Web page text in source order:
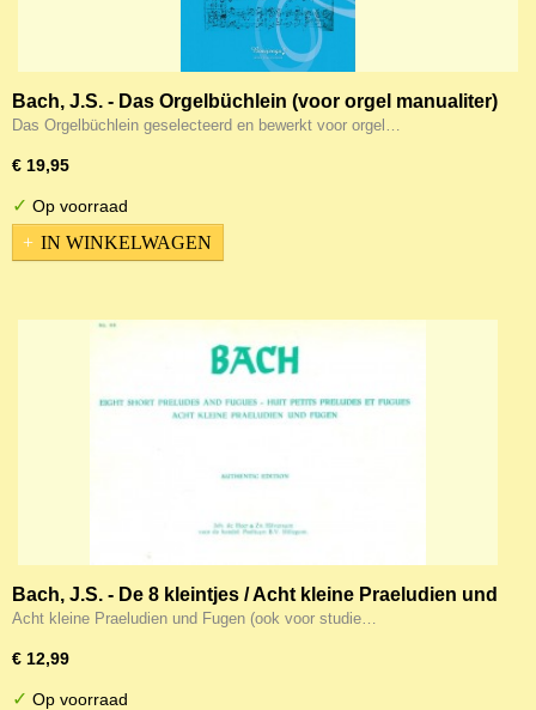
Bach, J.S. - Das Orgelbüchlein (voor orgel manualiter)
Das Orgelbüchlein geselecteerd en bewerkt voor orgel…
€ 19,95
✓ Op voorraad
IN WINKELWAGEN
Bach, J.S. - De 8 kleintjes / Acht kleine Praeludien und
Fugen (ook voor studie doeleinden!)
Acht kleine Praeludien und Fugen (ook voor studie…
€ 12,99
✓ Op voorraad